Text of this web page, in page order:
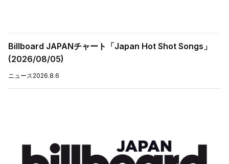
Billboard JAPANチャート「Japan Hot Shot Songs」
(2026/08/05)
ニュース2026.8.6